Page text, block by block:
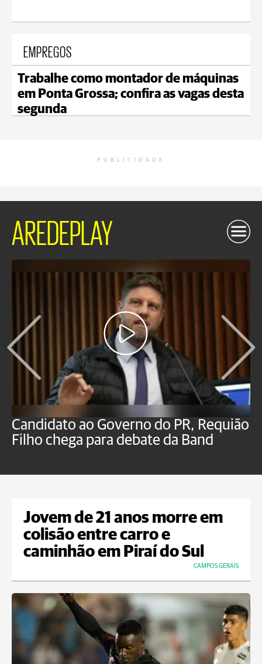
EMPREGOS
Trabalhe como montador de máquinas
em Ponta Grossa; confira as vagas desta
segunda
PUBLICIDADE
AREDEPLAY
Candidato ao Governo do PR, Requião
Filho chega para debate da Band
Jovem de 21 anos morre em
colisão entre carro e
caminhão em Piraí do Sul
CAMPOS GERAIS